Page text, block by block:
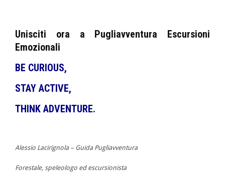
Unisciti ora a Pugliavventura Escursioni
Emozionali
BE CURIOUS,
STAY ACTIVE,
THINK ADVENTURE.
Alessio Lacirignola – Guida Pugliavventura
Forestale, speleologo ed escursionista